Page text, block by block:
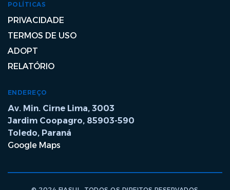
POLÍTICAS
PRIVACIDADE
TERMOS DE USO
ADOPT
RELATÓRIO
ENDEREÇO
Av. Min. Cirne Lima, 3003
Jardim Coopagro, 85903-590
Toledo, Paraná
Google Maps